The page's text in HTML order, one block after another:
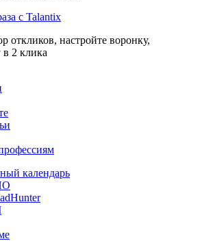
с Talantix
откликов, настройте воронку,
в 2 клика
календарь